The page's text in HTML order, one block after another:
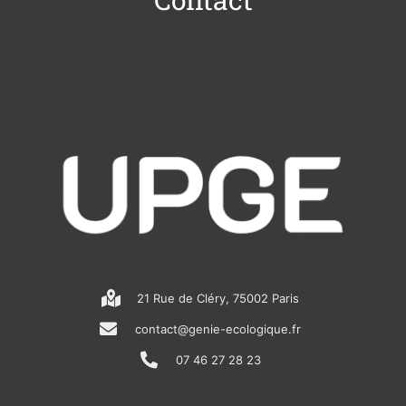
21 Rue de Cléry, 75002 Paris
contact@genie-ecologique.fr
07 46 27 28 23